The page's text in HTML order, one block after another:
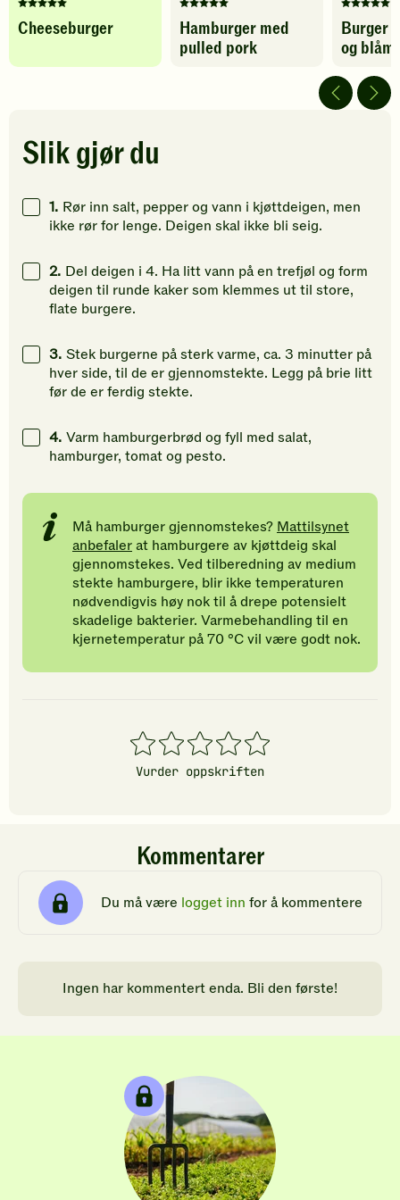
Denne
oppskriften
fått
stjerner.
Klikk
å
gi
Cheeseburger
Denne
oppskriften
har
gi
din
Hamburger med
pulled pork
Denne
har
5
av
gi
Burger
og
Slik gjør du
1. Rør inn salt, pepper og vann i kjøttdeigen, men
ikke rør for lenge. Deigen skal ikke bli seig.
2. Del deigen i 4. Ha litt vann på en trefjøl og form
deigen til runde kaker som klemmes ut til store,
flate burgere.
3. Stek burgerne på sterk varme, ca. 3 minutter på
hver side, til de er gjennomstekte. Legg på brie litt
før de er ferdig stekte.
4. Varm hamburgerbrød og fyll med salat,
hamburger, tomat og pesto.
Må hamburger gjennomstekes? Mattilsynet
anbefalerat hamburgere av kjøttdeig skal
gjennomstekes. Ved tilberedning av medium
stekte hamburgere, blir ikke temperaturen
nødvendigvis høy nok til å drepe potensielt
skadelige bakterier. Varmebehandling til en
kjernetemperatur på 70 °C vil være godt nok.
1
stjerner
2
stjerner
3
stjerner
4
stjerner
5
stjerner
Vurder oppskriften
Kommentarer
Du må være logget inn for å kommentere
Ingen har kommentert enda. Bli den første!